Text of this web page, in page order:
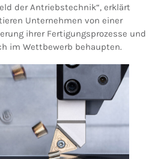
der Antriebstechnik“, erklärt
Unternehmen von einer
ihrer Fertigungsprozesse und
im Wettbewerb behaupten.